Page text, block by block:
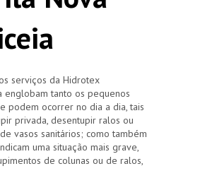
serviços da Hidrotex
englobam tanto os pequenos
podem ocorrer no dia a dia, tais
privada, desentupir ralos ou
vasos sanitários; como também
uma situação mais grave,
de colunas ou de ralos,